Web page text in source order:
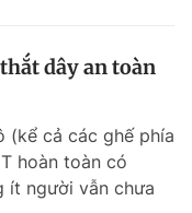
dây an toàn
(kể cả các ghế phía
hoàn toàn có
ít người vẫn chưa